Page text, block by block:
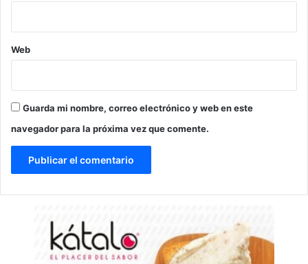
Web
Guarda mi nombre, correo electrónico y web en este
navegador para la próxima vez que comente.